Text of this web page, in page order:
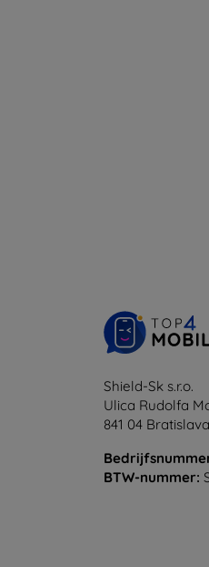
Shield-Sk s.r.o.
Ulica Rudolfa
841 04 Bratislava
BTW-nummer: